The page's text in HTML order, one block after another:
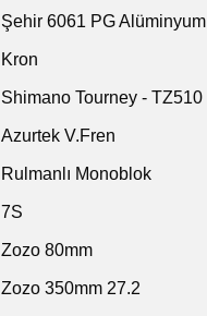
Şehir 6061 PG Alüminyum
Kron
Shimano Tourney - TZ510
Azurtek V.Fren
Rulmanlı Monoblok
7S
Zozo 80mm
Zozo 350mm 27.2